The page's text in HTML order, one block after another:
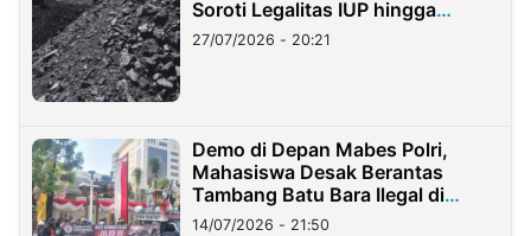
Soroti Legalitas IUP hingga
Stockpile
27/07/2026 - 20:21
Demo di Depan Mabes Polri,
Mahasiswa Desak Berantas
Tambang Batu Bara Ilegal di
Lampung
14/07/2026 - 21:50